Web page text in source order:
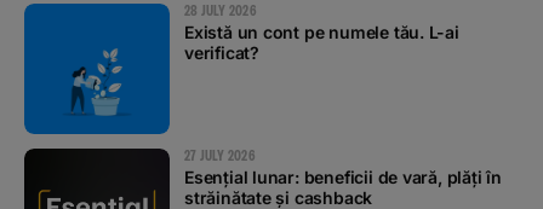
28 JULY 2026
Există un cont pe numele tău. L-ai
verificat?
27 JULY 2026
Esențial lunar: beneficii de vară, plăți în
străinătate și cashback